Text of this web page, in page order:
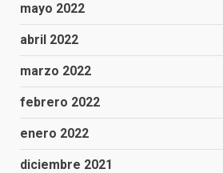
mayo 2022
abril 2022
marzo 2022
febrero 2022
enero 2022
diciembre 2021